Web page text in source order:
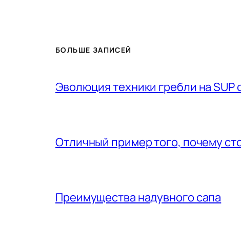
БОЛЬШЕ ЗАПИСЕЙ
Эволюция техники гребли на SUP
Отличный пример того, почему
Преимущества надувного сапа